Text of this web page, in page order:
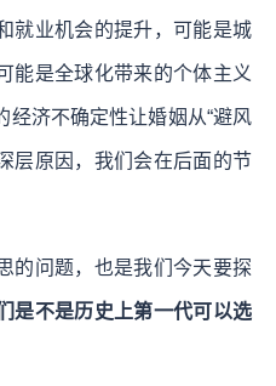
业机会的提升，可能是城
能是全球化带来的个体主义
经济不确定性让婚姻从“避风
层原因，我们会在后面的节
的问题，也是我们今天要探
是不是历史上第一代可以选